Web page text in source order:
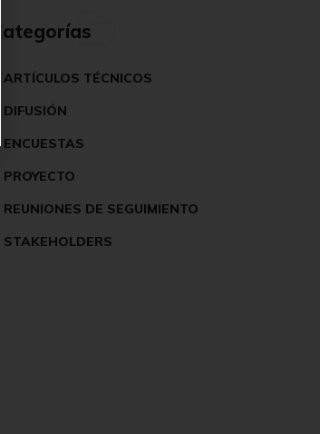
Categorías
ARTÍCULOS TÉCNICOS
DIFUSIÓN
ENCUESTAS
PROYECTO
REUNIONES DE SEGUIMIENTO
STAKEHOLDERS